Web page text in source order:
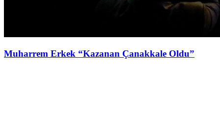
Muharrem Erkek “Kazanan Çanakkale Oldu”